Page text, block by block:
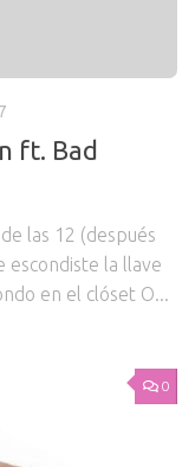
ft. Bad
las 12 (después
escondiste la llave
en el clóset O...
0